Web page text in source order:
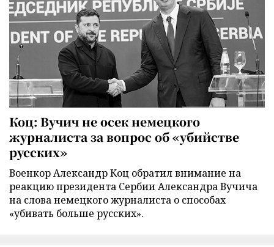
Коц: Вучич не осек немецкого
журналиста за вопрос об «убийстве
русских»
Военкор Александр Коц обратил внимание на
реакцию президента Сербии Александра Вучича
на слова немецкого журналиста о способах
«убивать больше русских».